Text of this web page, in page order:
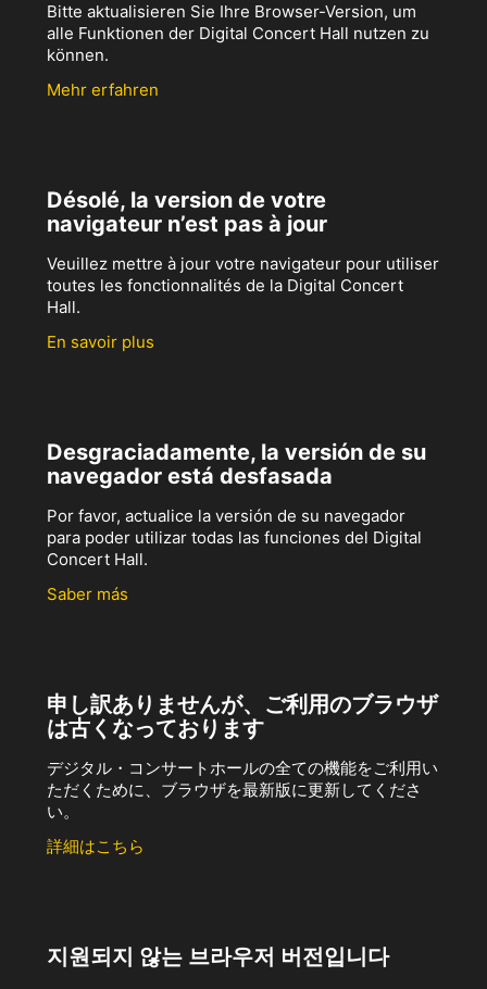
Bitte aktualisieren Sie Ihre Browser-Version, um
alle Funktionen der Digital Concert Hall nutzen zu
können.
Mehr erfahren
Désolé, la version de votre
navigateur n’est pas à jour
Veuillez mettre à jour votre navigateur pour utiliser
toutes les fonctionnalités de la Digital Concert
Hall.
En savoir plus
Desgraciadamente, la versión de su
navegador está desfasada
Por favor, actualice la versión de su navegador
para poder utilizar todas las funciones del Digital
Concert Hall.
Saber más
申し訳ありませんが、ご利用のブラウザ
は古くなっております
デジタル・コンサートホールの全ての機能をご利用い
ただくために、ブラウザを最新版に更新してくださ
い。
詳細はこちら
지원되지 않는 브라우저 버전입니다